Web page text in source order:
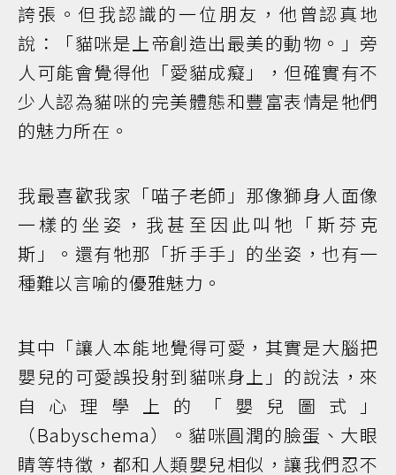
誇張。但我認識的一位朋友，他曾認真地
說：「貓咪是上帝創造出最美的動物。」旁
人可能會覺得他「愛貓成癡」，但確實有不
少人認為貓咪的完美體態和豐富表情是牠們
的魅力所在。
我最喜歡我家「喵子老師」那像獅身人面像
一樣的坐姿，我甚至因此叫牠「斯芬克
斯」。還有牠那「折手手」的坐姿，也有一
種難以言喻的優雅魅力。
其中「讓人本能地覺得可愛，其實是大腦把
嬰兒的可愛誤投射到貓咪身上」的說法，來
自心理學上的「嬰兒圖式」
（Babyschema）。貓咪圓潤的臉蛋、大眼
睛等特徵，都和人類嬰兒相似，讓我們忍不